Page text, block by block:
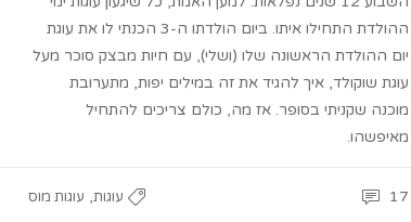
ההולדת התחילו איתו. ביום הולדתו ה-3 הכנתי לו את עוגת
יום ההולדת הראשונה שלו (ושלי), עם חיות מבצק סוכר מעל
עוגת שוקולד, איך להגיד את זה במילים יפות, מתערובת
מוכנה שקניתי בסופר. אז מה, כולם צריכים להתחיל
מאיפשהו.
עוגות, עוגות מוס 17